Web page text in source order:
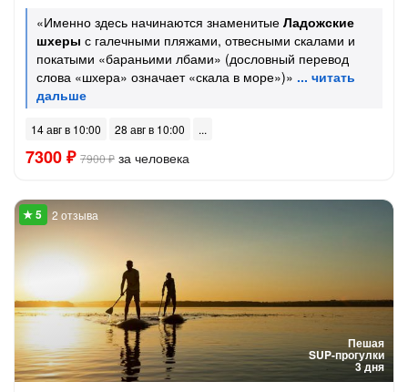
«Именно здесь начинаются знаменитые Ладожские
шхеры с галечными пляжами, отвесными скалами и
покатыми «бараньими лбами» (дословный перевод
слова «шхера» означает «скала в море»)»
14 авг в 10:00 28 авг в 10:00
7300 ₽ 7900 ₽ за человека
Пешая
SUP-прогулки
3 дня
2 отзыва